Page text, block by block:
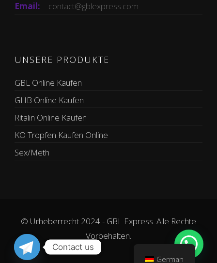
Email:
contact@gblexpress.com
UNSERE PRODUKTE
GBL Online Kaufen
GHB Online Kaufen
Ritalin Online Kaufen
KO Tropfen Kaufen Online
Sex/Meth
© Urheberrecht 2024 - GBL Express. Alle Rechte
Vorbehalten.
German
Contact us